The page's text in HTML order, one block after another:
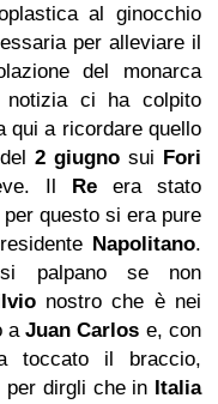
al ginocchio
per alleviare il
del monarca
notizia ci ha colpito
qui a ricordare quello
2 giugno sui Fori
Il Reera stato
questo si era pure
Napolitano.
palpano se non
nostro che è nei
aJuan Carlos e, con
toccato il braccio,
per dirgli che in Italia